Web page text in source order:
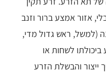
אזור אמצע ברור וזנב
(למשל, ראש גדול מדי,
ביכולתו לשחות או
ייצור והבשלת הזרע